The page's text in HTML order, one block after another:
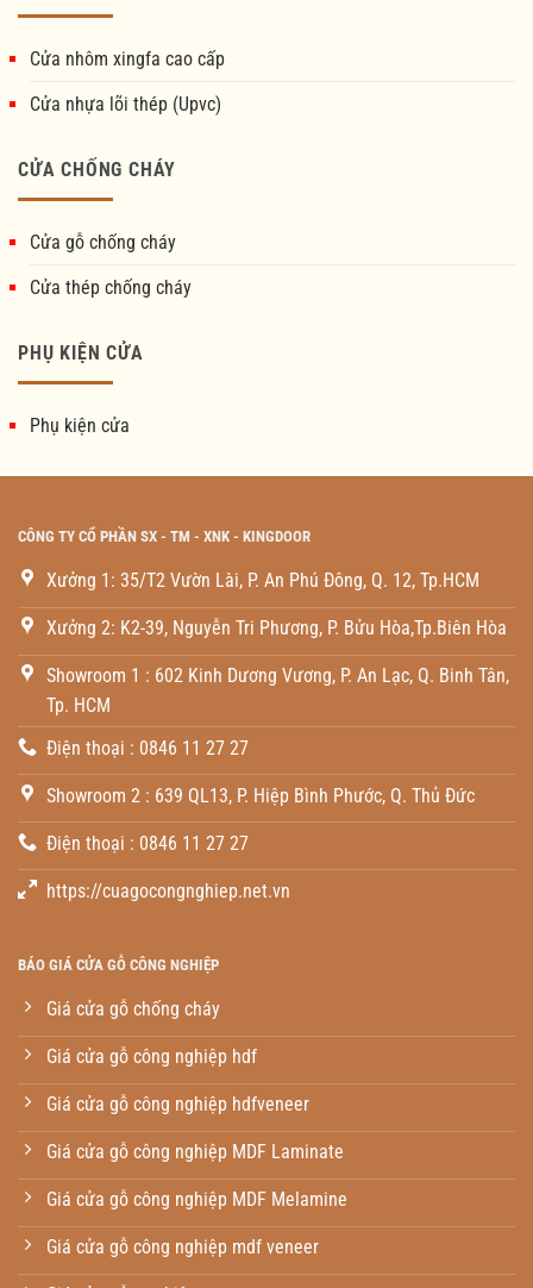
Cửa nhôm xingfa cao cấp
Cửa nhựa lõi thép (Upvc)
CỬA CHỐNG CHÁY
Cửa gỗ chống cháy
Cửa thép chống cháy
PHỤ KIỆN CỬA
Phụ kiện cửa
CÔNG TY CỔ PHẦN SX - TM - XNK - KINGDOOR
Xưởng 1: 35/T2 Vườn Lài, P. An Phú Đông, Q. 12, Tp.HCM
Xưởng 2: K2-39, Nguyễn Tri Phương, P. Bửu Hòa,Tp.Biên Hòa
Showroom 1 : 602 Kinh Dương Vương, P. An Lạc, Q. Binh Tân,
Tp. HCM
Điện thoại : 0846 11 27 27
Showroom 2 : 639 QL13, P. Hiệp Bình Phước, Q. Thủ Đức
Điện thoại : 0846 11 27 27
https://cuagocongnghiep.net.vn
BÁO GIÁ CỬA GỖ CÔNG NGHIỆP
Giá cửa gỗ chống cháy
Giá cửa gỗ công nghiệp hdf
Giá cửa gỗ công nghiệp hdfveneer
Giá cửa gỗ công nghiệp MDF Laminate
Giá cửa gỗ công nghiệp MDF Melamine
Giá cửa gỗ công nghiệp mdf veneer